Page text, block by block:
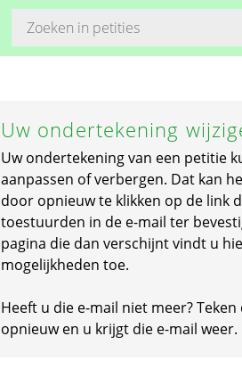
Uw ondertekening
Uw ondertekening van een petitie
aanpassen of verbergen. Dat kan
door opnieuw te klikken op de link
toestuurden in de e-mail ter
pagina die dan verschijnt vindt u
mogelijkheden toe.
Heeft u die e-mail niet meer? Teken
opnieuw en u krijgt die e-mail weer.